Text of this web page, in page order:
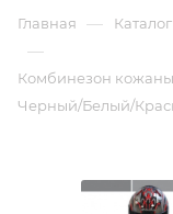
Главная — Каталог
—
Комбинезон
Черный/Белый/